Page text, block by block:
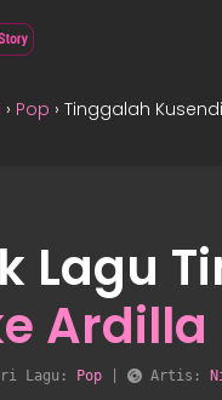
› Pop › Tinggalah
Lagu
Ardilla
Lagu: Pop Artis: